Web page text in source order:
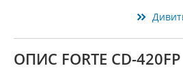
ОПИС FORTE CD-420FP